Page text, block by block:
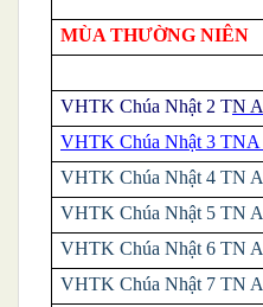
MÙA THƯỜNG NIÊN
VHTK Chúa Nhật 2 TN A
VHTK Chúa Nhật 3 TNA
VHTK Chúa Nhật 4 TN A
VHTK Chúa Nhật 5 TN A
VHTK Chúa Nhật 6 TN A
VHTK Chúa Nhật 7 TN A